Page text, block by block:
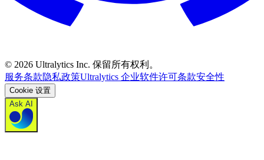
© 2026 Ultralytics Inc. 保留所有权利。
服务条款隐私政策Ultralytics 企业软件许可条款安全性
Cookie 设置
Ask AI